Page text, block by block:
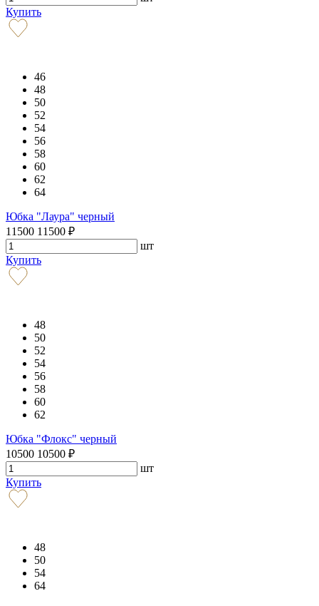
Купить
46
48
50
52
54
56
58
60
62
64
Юбка "Лаура" черный
11500 11500 ₽
шт
Купить
48
50
52
54
56
58
60
62
Юбка "Флокс" черный
10500 10500 ₽
шт
Купить
48
50
54
64